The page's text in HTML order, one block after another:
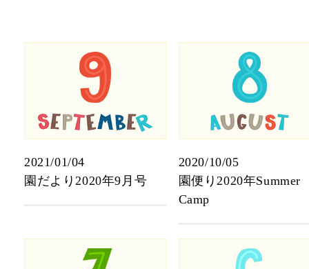
2021/01/04
園だより2020年9月号
2020/10/05
園便り2020年Summer
Camp